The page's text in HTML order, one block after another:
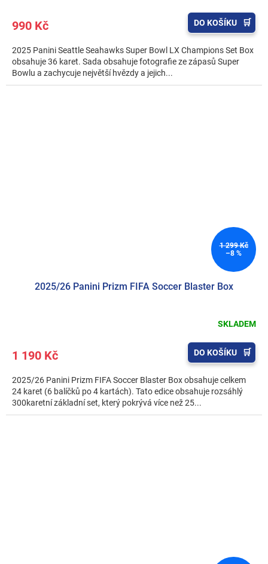
990 Kč DO KOŠÍKU
2025 Panini Seattle Seahawks Super Bowl LX Champions Set Box
obsahuje 36 karet. Sada obsahuje fotografie ze zápasů Super
Bowlu a zachycuje největší hvězdy a jejich...
1 299 Kč
–8 %
2025/26 Panini Prizm FIFA Soccer Blaster Box
SKLADEM
1 190 Kč DO KOŠÍKU
2025/26 Panini Prizm FIFA Soccer Blaster Box obsahuje celkem
24 karet (6 balíčků po 4 kartách). Tato edice obsahuje rozsáhlý
300karetní základní set, který pokrývá více než 25...